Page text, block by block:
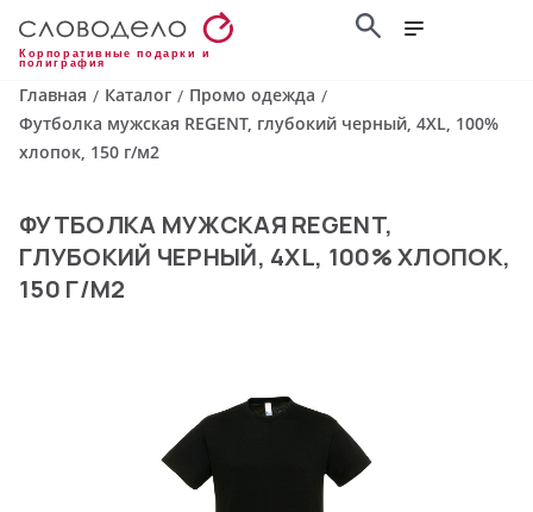
Корпоративные подарки и
полиграфия
Главная / Каталог / Промо одежда /
Футболка мужская REGENT, глубокий черный, 4XL, 100%
хлопок, 150 г/м2
ФУТБОЛКА МУЖСКАЯ REGENT,
ГЛУБОКИЙ ЧЕРНЫЙ, 4XL, 100% ХЛОПОК,
150 Г/М2